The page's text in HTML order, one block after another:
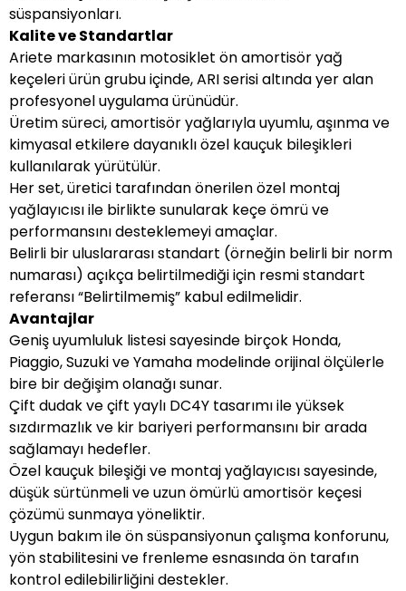
süspansiyonları.
Kalite ve Standartlar
Ariete markasının motosiklet ön amortisör yağ
keçeleri ürün grubu içinde, ARI serisi altında yer alan
profesyonel uygulama ürünüdür.
Üretim süreci, amortisör yağlarıyla uyumlu, aşınma ve
kimyasal etkilere dayanıklı özel kauçuk bileşikleri
kullanılarak yürütülür.
Her set, üretici tarafından önerilen özel montaj
yağlayıcısı ile birlikte sunularak keçe ömrü ve
performansını desteklemeyi amaçlar.
Belirli bir uluslararası standart (örneğin belirli bir norm
numarası) açıkça belirtilmediği için resmi standart
referansı “Belirtilmemiş” kabul edilmelidir.
Avantajlar
Geniş uyumluluk listesi sayesinde birçok Honda,
Piaggio, Suzuki ve Yamaha modelinde orijinal ölçülerle
bire bir değişim olanağı sunar.
Çift dudak ve çift yaylı DC4Y tasarımı ile yüksek
sızdırmazlık ve kir bariyeri performansını bir arada
sağlamayı hedefler.
Özel kauçuk bileşiği ve montaj yağlayıcısı sayesinde,
düşük sürtünmeli ve uzun ömürlü amortisör keçesi
çözümü sunmaya yöneliktir.
Uygun bakım ile ön süspansiyonun çalışma konforunu,
yön stabilitesini ve frenleme esnasında ön tarafın
kontrol edilebilirliğini destekler.